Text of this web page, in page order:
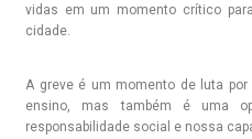
vidas em um momento crítico
cidade.
A greve é um momento de luta
ensino, mas também é uma
responsabilidade social e nossa